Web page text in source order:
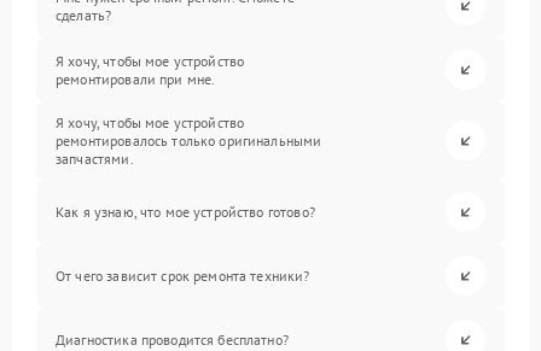
сделать?
Я хочу, чтобы мое устройство
ремонтировали при мне.
Я хочу, чтобы мое устройство
ремонтировалось только оригинальными
запчастями.
Как я узнаю, что мое устройство готово?
От чего зависит срок ремонта техники?
Диагностика проводится бесплатно?